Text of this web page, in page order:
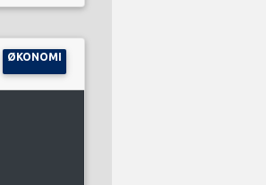
ØKONOMI